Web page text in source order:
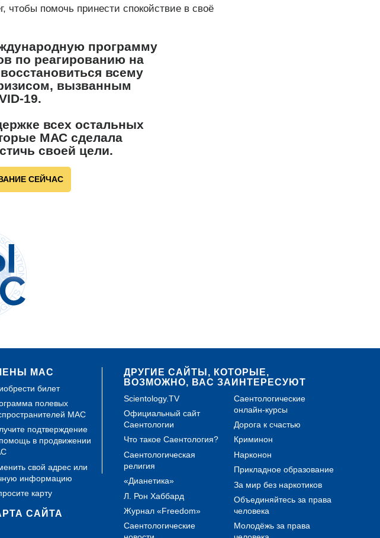
чтобы помочь принести спокойствие в своё
программу
по реагированию на
всему
вызванным
19.
всех остальных
МАС сделала
своей цели.
СЕЙЧАС
МАС
билет
полевых
МАС
подтверждение
в продвижении
свой адрес или
информацию
карту
САЙТА
ДРУГИЕ САЙТЫ, КОТОРЫЕ,
ВОЗМОЖНО, ВАС ЗАИНТЕРЕСУЮТ
Scientology.TV
Официальный сайт
Саентологии
Что такое Саентология?
Саентологическая
религия
«Дианетика»
Л. Рон Хаббард
Журнал «Freedom»
Саентологические
Саентологические
онлайн-курсы
Дорога к счастью
Криминон
Нарконон
Прикладное образование
За мир без наркотиков
Объединяйтесь за права
человека
Молодёжь за права